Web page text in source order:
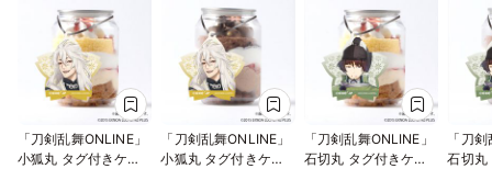
べる3種）
「刀剣乱舞ONLINE」
小狐丸 タグ付きケー
「刀剣乱舞ONLINE」
小狐丸 タグ付きケー
「刀剣乱舞ONLINE」
石切丸 タグ付きケー
「刀
石切丸